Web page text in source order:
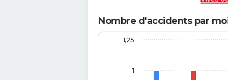
Nombre d'accidents par
1
1,25